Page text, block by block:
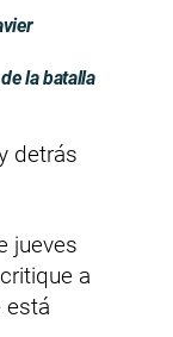
la batalla
detrás
jueves
a
está